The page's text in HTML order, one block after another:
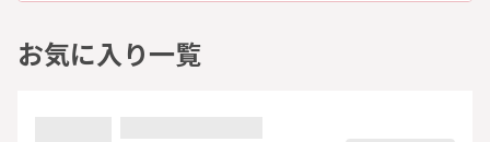
お気に入り一覧